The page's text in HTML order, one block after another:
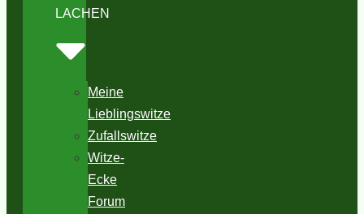
LACHEN
Meine
Lieblingswitze
Zufallswitze
Witze-
Ecke
Forum